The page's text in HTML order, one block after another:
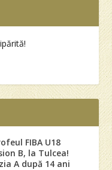
FIBA U18
B, la Tulcea!
A după 14 ani